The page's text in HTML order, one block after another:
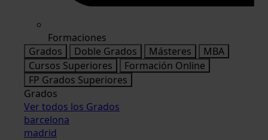
Formaciones
Grados
Doble Grados Másteres
MBA
Cursos Superiores
Formación Online
FP Grados Superiores
Grados
Ver todos los Grados
barcelona
madrid